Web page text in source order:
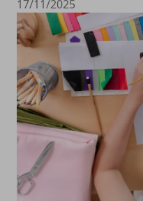
17/11/2025